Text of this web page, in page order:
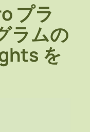
プラ
ラムの
を